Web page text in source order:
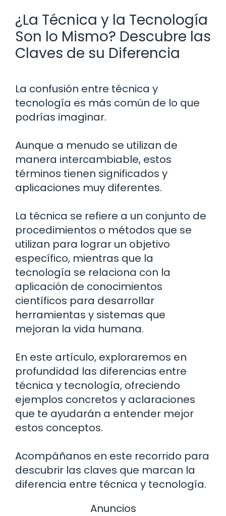
¿La Técnica y la Tecnología
Son lo Mismo? Descubre las
Claves de su Diferencia
La confusión entre técnica y
tecnología es más común de lo que
podrías imaginar.
Aunque a menudo se utilizan de
manera intercambiable, estos
términos tienen significados y
aplicaciones muy diferentes.
La técnica se refiere a un conjunto de
procedimientos o métodos que se
utilizan para lograr un objetivo
específico, mientras que la
tecnología se relaciona con la
aplicación de conocimientos
científicos para desarrollar
herramientas y sistemas que
mejoran la vida humana.
En este artículo, exploraremos en
profundidad las diferencias entre
técnica y tecnología, ofreciendo
ejemplos concretos y aclaraciones
que te ayudarán a entender mejor
estos conceptos.
Acompáñanos en este recorrido para
descubrir las claves que marcan la
diferencia entre técnica y tecnología.
Anuncios